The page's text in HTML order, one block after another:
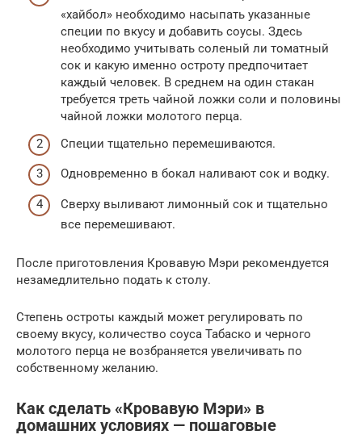
«хайбол» необходимо насыпать указанные
специи по вкусу и добавить соусы. Здесь
необходимо учитывать соленый ли томатный
сок и какую именно остроту предпочитает
каждый человек. В среднем на один стакан
требуется треть чайной ложки соли и половины
чайной ложки молотого перца.
Специи тщательно перемешиваются.
Одновременно в бокал наливают сок и водку.
Сверху выливают лимонный сок и тщательно
все перемешивают.
После приготовления Кровавую Мэри рекомендуется
незамедлительно подать к столу.
Степень остроты каждый может регулировать по
своему вкусу, количество соуса Табаско и черного
молотого перца не возбраняется увеличивать по
собственному желанию.
Как сделать «Кровавую Мэри» в
домашних условиях — пошаговые